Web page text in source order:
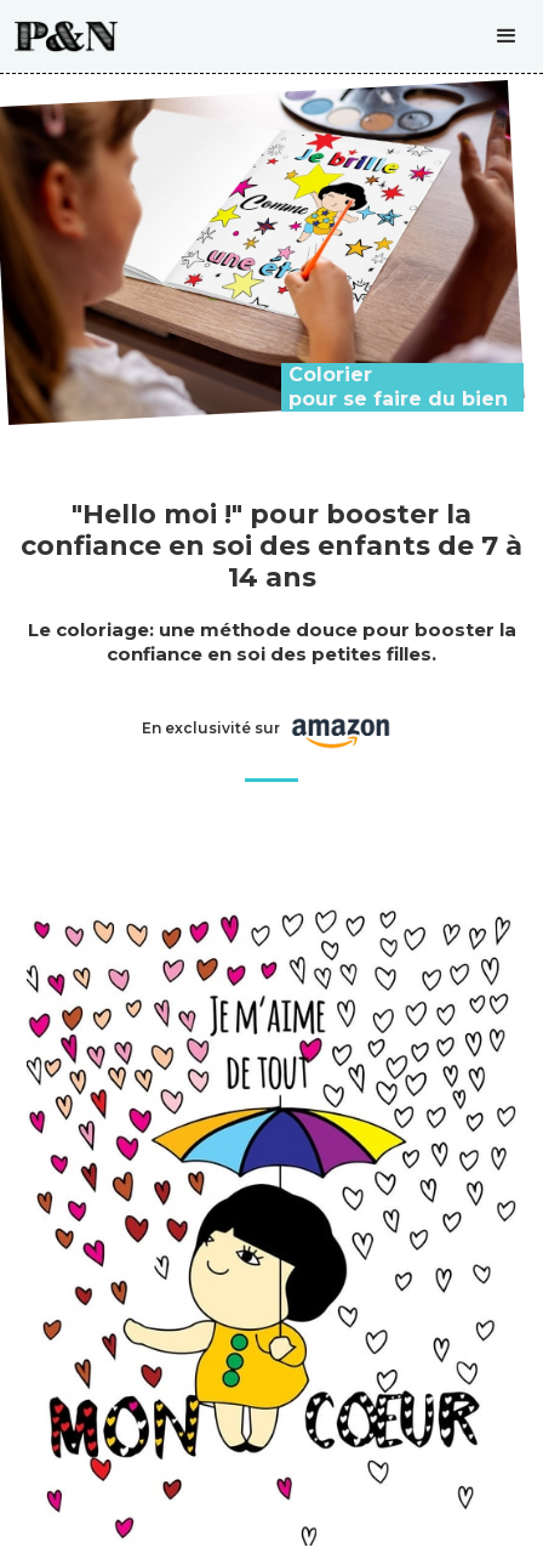
Colorier
pour se faire du bien
"Hello moi !" pour booster la
confiance en soi des enfants de 7 à
14 ans
Le coloriage: une méthode douce pour booster la
confiance en soi des petites filles.
En exclusivité sur